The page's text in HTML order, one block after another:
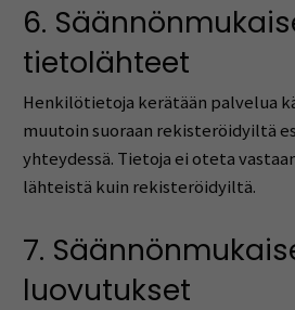
6.
tietolähteet
Henkilötietoja kerätään palvelua
muutoin suoraan rekisteröidyiltä
yhteydessä. Tietoja ei oteta
lähteistä kuin rekisteröidyiltä.
7.
luovutukset